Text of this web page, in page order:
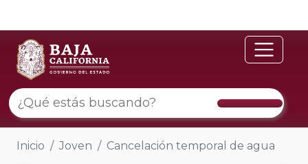
Inicio Joven Cancelación temporal de agua